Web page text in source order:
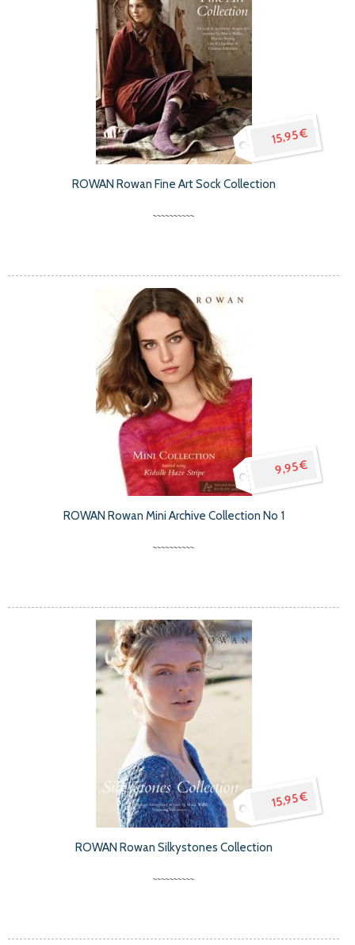
15,95 €
ROWAN Rowan Fine Art Sock Collection
9,95 €
ROWAN Rowan Mini Archive Collection No 1
15,95 €
ROWAN Rowan Silkystones Collection